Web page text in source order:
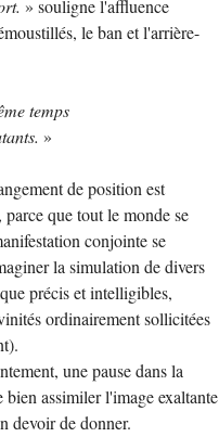
» souligne l'affluence
le ban et l'arrière-
temps
»
de position est
que tout le monde se
conjointe se
la simulation de divers
précis et intelligibles,
ordinairement sollicitées
une pause dans la
assimiler l'image exaltante
devoir de donner.